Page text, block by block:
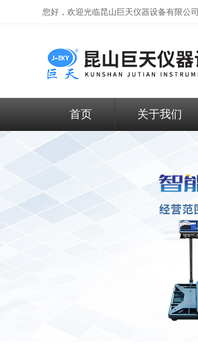
您好，欢迎光临昆山巨天仪器设备有限公司
首页 关于我们